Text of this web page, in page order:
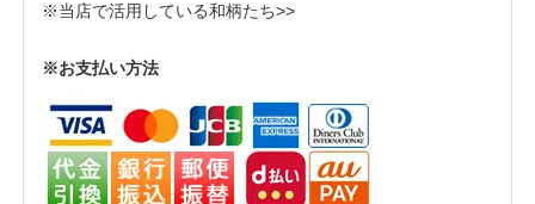
※当店で活用している和柄たち>>
※お支払い方法